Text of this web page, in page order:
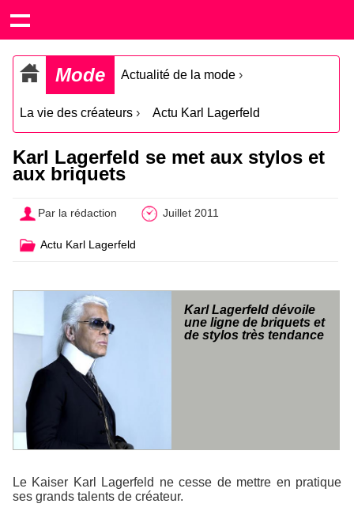
Mode Actualité de la mode ›
La vie des créateurs › Actu Karl Lagerfeld
Karl Lagerfeld se met aux stylos et
aux briquets
Par la rédaction Juillet 2011
Actu Karl Lagerfeld
Karl Lagerfeld dévoile
une ligne de briquets et
de stylos très tendance
Le Kaiser Karl Lagerfeld ne cesse de mettre en pratique
ses grands talents de créateur.